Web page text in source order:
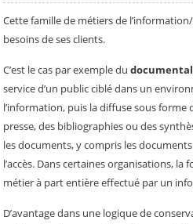
Cette famille de métiers de
besoins de ses clients.
C’est le cas par exemple du
service d’un public ciblé dans un
l’information, puis la diffuse sous
presse, des bibliographies ou des
les documents, y compris les
l’accès. Dans certaines organisations, la
métier à part entière effectué par un
D’avantage dans une logique de